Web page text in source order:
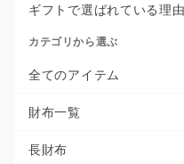
ギフトで選ばれている理由
カテゴリから選ぶ
全てのアイテム
財布一覧
長財布